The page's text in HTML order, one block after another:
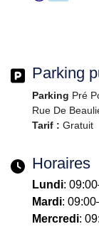
Parking
Parking Pré
Rue De
Tarif : Gratuit
Horaires
Lundi:
Mardi:
Mercredi: